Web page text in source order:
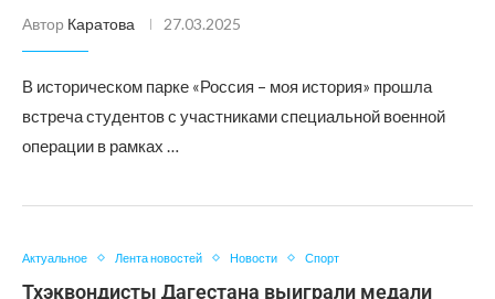
Автор Каратова 27.03.2025
В историческом парке «Россия – моя история» прошла
встреча студентов с участниками специальной военной
операции в рамках …
Актуальное Лента новостей Новости Спорт
Тхэквондисты Дагестана выиграли медали